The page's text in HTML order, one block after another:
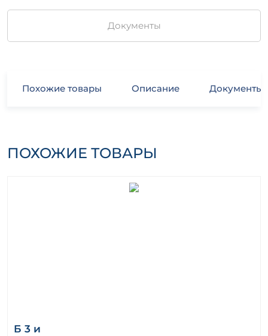
Документы
Похожие товары Описание Документы
ПОХОЖИЕ ТОВАРЫ
Б 3 и